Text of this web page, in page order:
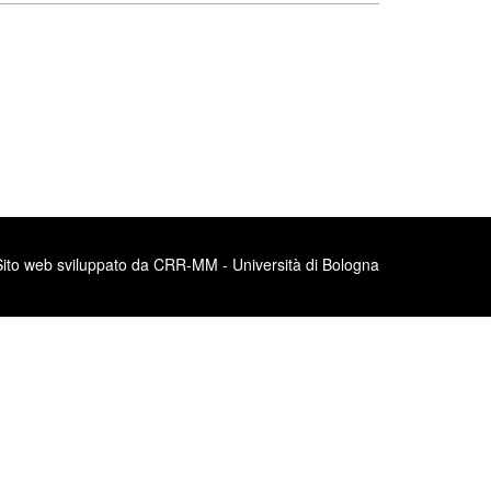
web sviluppato da CRR-MM - Università di Bologna